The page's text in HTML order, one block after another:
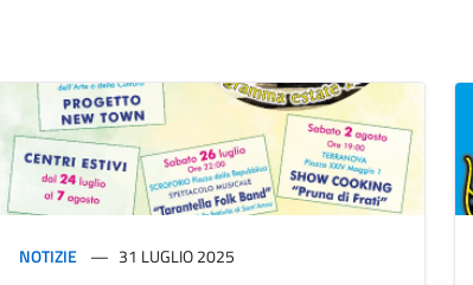
NOTIZIE 31 LUGLIO 2025